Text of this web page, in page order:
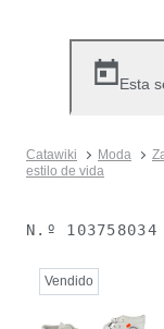
Esta
Catawiki Moda
estilo de vida
N.º 103758034
Vendido